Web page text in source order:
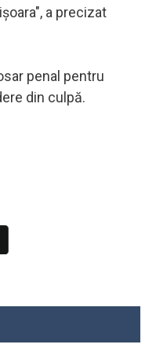
a precizat
penal pentru
din culpă.